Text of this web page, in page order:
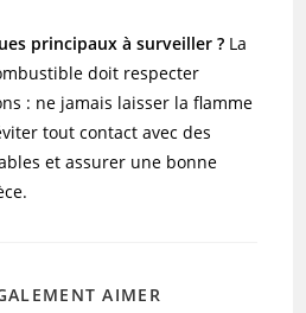
principaux à surveiller ? La
doit respecter
: ne jamais laisser la flamme
tout contact avec des
et assurer une bonne
AIMER